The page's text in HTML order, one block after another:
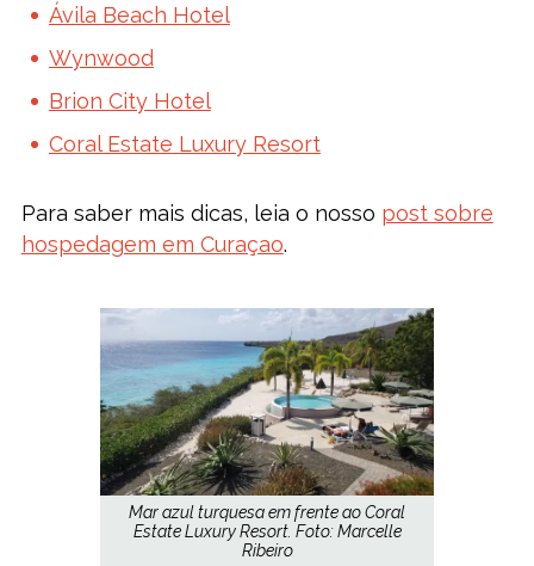
Ávila Beach Hotel
Wynwood
Brion City Hotel
Coral Estate Luxury Resort
Para saber mais dicas, leia o nosso post sobre
hospedagem em Curaçao.
Mar azul turquesa em frente ao Coral
Estate Luxury Resort. Foto: Marcelle
Ribeiro